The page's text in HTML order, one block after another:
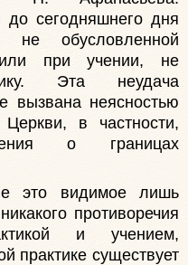
сегодняшнего дня
не обусловленной
или при учении, не
Эта неудача
вызвана неясностью
в частности,
о границах
это видимое лишь
противоречия
и учением,
практике существует